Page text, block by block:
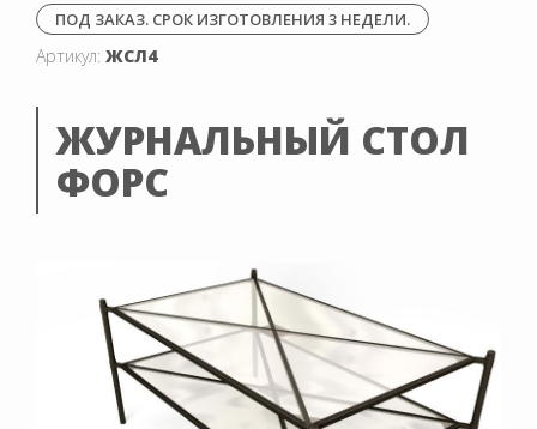
ПОД ЗАКАЗ. СРОК ИЗГОТОВЛЕНИЯ 3 НЕДЕЛИ.
Артикул: ЖСЛ4
ЖУРНАЛЬНЫЙ СТОЛ
ФОРС